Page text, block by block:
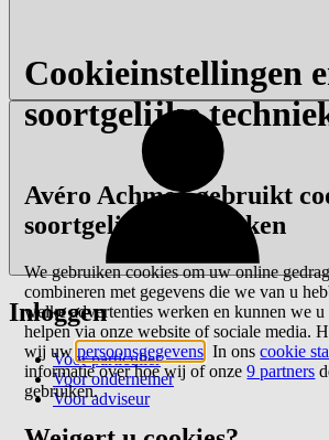
Inloggen
Voor particulier
Voor ondernemer
Voor adviseur
Cookieinstellingen
soortgelijke
Avéro Achmea gebruikt
soortgelijke technieken
We gebruiken cookies om uw online
combineren met gegevens die we van u
welke advertenties werken en kunnen we
helpen via onze website of sociale media.
wij uwpersoonsgegevens . In onscookie
informatie over hoe wij of onze9 partners
gebruiken.